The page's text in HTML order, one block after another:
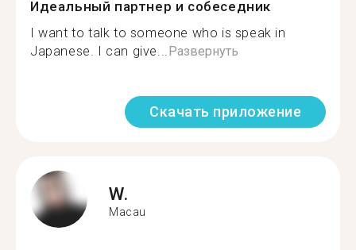
Идеальный партнер и собеседник
I want to talk to someone who is speak in
Japanese. I can give...Развернуть
Скачать приложение
W.
Macau